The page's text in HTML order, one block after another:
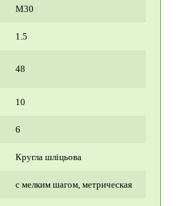
М30
1.5
48
10
6
Кругла шліцьова
с мелким шагом, метрическая